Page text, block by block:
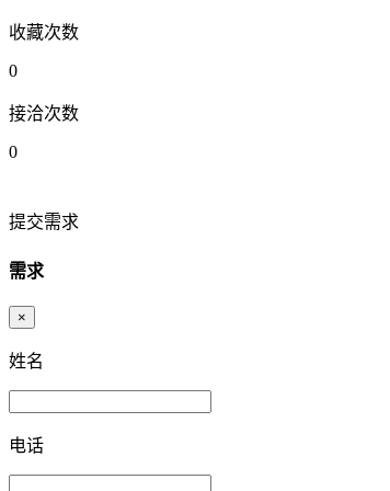
收藏次数
0
接洽次数
0
提交需求
需求
×
姓名
电话